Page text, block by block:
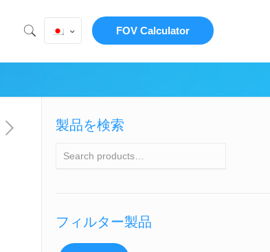
FOV Calculator
製品を検索
フィルター製品